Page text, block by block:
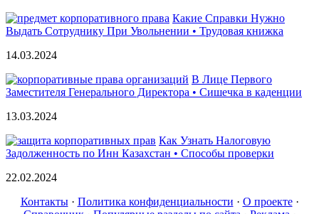
Какие Справки Нужно
Выдать Сотруднику При Увольнении • Трудовая книжка
14.03.2024
В Лице Первого
Заместителя Генерального Директора • Сишечка в каденции
13.03.2024
Как Узнать Налоговую
Задолженность по Инн Казахстан • Способы проверки
22.02.2024
Контакты· Политика конфиденциальности · О проекте·